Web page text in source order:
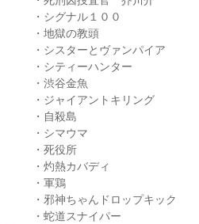
・シグナル１００
・地獄の教頭
・シスターとヴァンパイア
・シティーハンター
・渋谷金魚
・ジャイアントキリング
・自殺島
・シマウマ
・死役所
・灼熱カバディ
・軍鶏
・邪神ちゃんドロップキック
・蛇道スナイパー